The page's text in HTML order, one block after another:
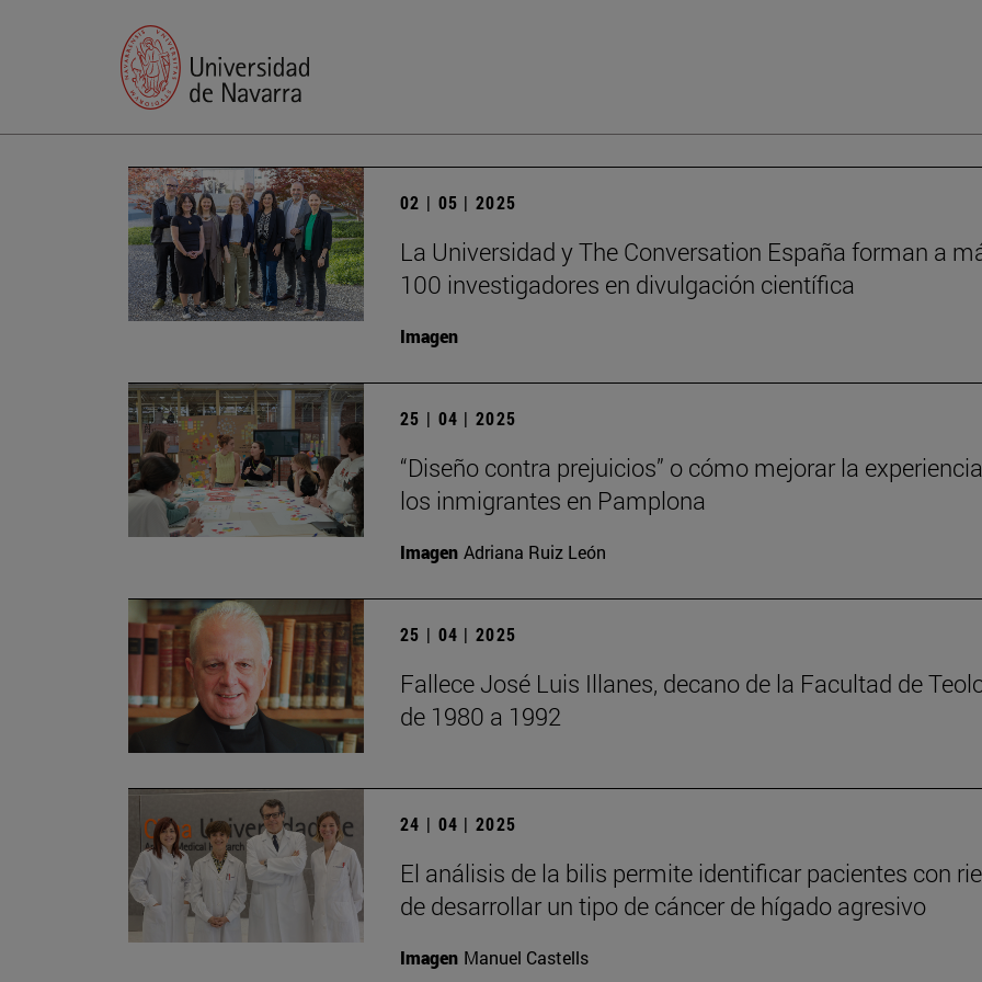
02 | 05 | 2025
La Universidad y The Conversation España forman a
100 investigadores en divulgación científica
Imagen
25 | 04 | 2025
“Diseño contra prejuicios” o cómo mejorar la
los inmigrantes en Pamplona
Imagen Adriana Ruiz León
25 | 04 | 2025
Fallece José Luis Illanes, decano de la Facultad de
de 1980 a 1992
24 | 04 | 2025
El análisis de la bilis permite identificar pacientes con
de desarrollar un tipo de cáncer de hígado agresivo
Imagen Manuel Castells